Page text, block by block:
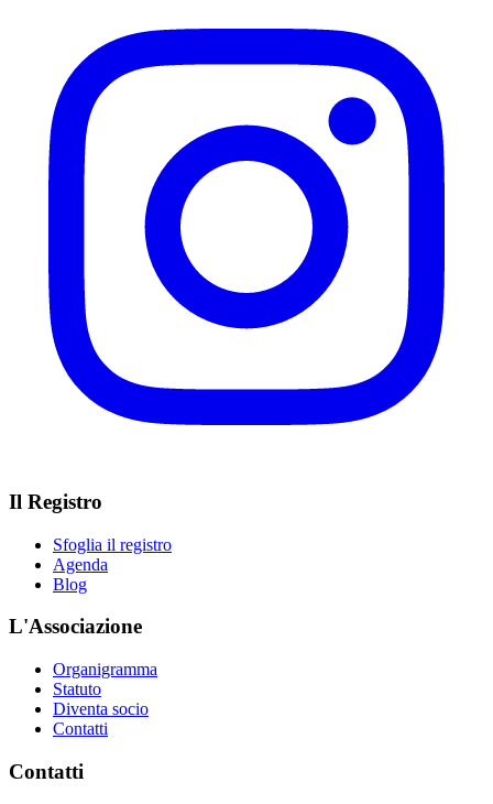
Il Registro
Sfoglia il registro
Agenda
Blog
L'Associazione
Organigramma
Statuto
Diventa socio
Contatti
Contatti